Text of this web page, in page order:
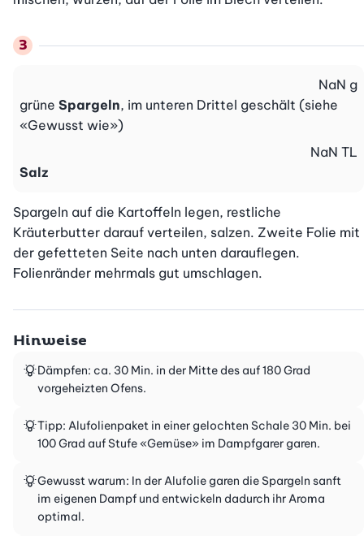
grüne Spargeln, im unteren Drittel geschält (siehe
«Gewusst wie»)
NaN g
Salz
NaN TL
Spargeln auf die Kartoffeln legen, restliche
Kräuterbutter darauf verteilen, salzen. Zweite Folie mit
der gefetteten Seite nach unten darauflegen.
Folienränder mehrmals gut umschlagen.
Hinweise
Dämpfen: ca. 30 Min. in der Mitte des auf 180 Grad
vorgeheizten Ofens.
Tipp: Alufolienpaket in einer gelochten Schale 30 Min. bei
100 Grad auf Stufe «Gemüse» im Dampfgarer garen.
Gewusst warum: In der Alufolie garen die Spargeln sanft
im eigenen Dampf und entwickeln dadurch ihr Aroma
optimal.